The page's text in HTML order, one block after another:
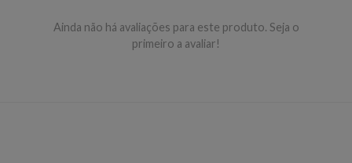
EAN: 4064666435459 - 304
Ainda não há avaliações para este produto. Seja o
primeiro a avaliar!